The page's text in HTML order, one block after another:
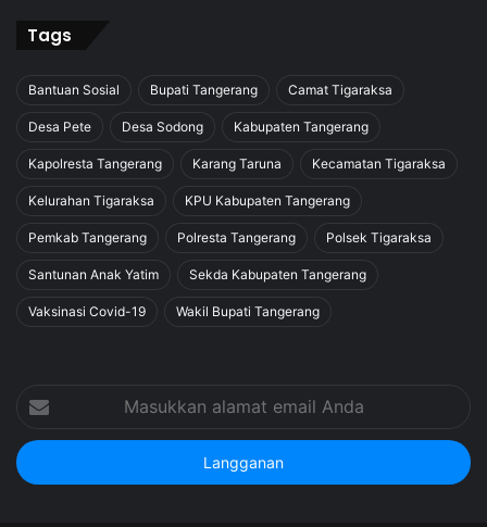
Tags
Bantuan Sosial Bupati Tangerang Camat Tigaraksa
Desa Pete Desa Sodong Kabupaten Tangerang
Kapolresta Tangerang Karang Taruna Kecamatan Tigaraksa
Kelurahan Tigaraksa KPU Kabupaten Tangerang
Pemkab Tangerang Polresta Tangerang Polsek Tigaraksa
Santunan Anak Yatim Sekda Kabupaten Tangerang
Vaksinasi Covid-19 Wakil Bupati Tangerang
alamat
email
Anda